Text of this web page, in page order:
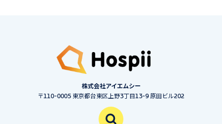
株式会社アイエムシー
〒110-0005 東京都台東区上野3丁目13-9 原田ビル202